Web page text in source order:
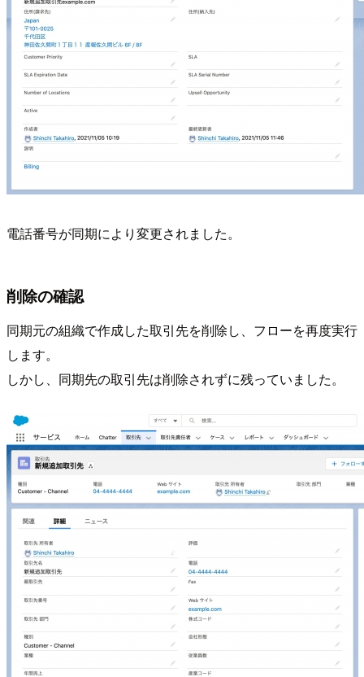
電話番号が同期により変更されました。
削除の確認
同期元の組織で作成した取引先を削除し、フローを再度実行
します。
しかし、同期先の取引先は削除されずに残っていました。